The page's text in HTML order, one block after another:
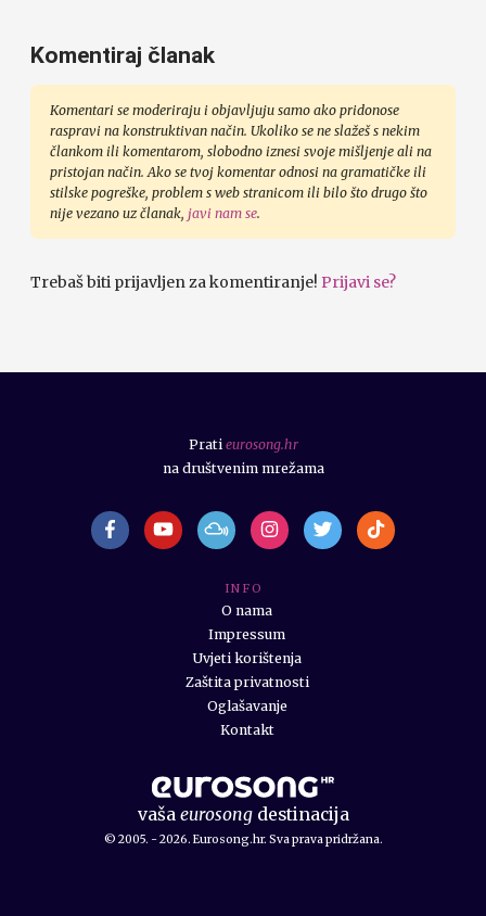
Komentiraj članak
Komentari se moderiraju i objavljuju samo ako pridonose
raspravi na konstruktivan način. Ukoliko se ne slažeš s nekim
člankom ili komentarom, slobodno iznesi svoje mišljenje ali na
pristojan način. Ako se tvoj komentar odnosi na gramatičke ili
stilske pogreške, problem s web stranicom ili bilo što drugo što
nije vezano uz članak, javi nam se.
Trebaš biti prijavljen za komentiranje! Prijavi se?
vaša eurosongdestinacija
© 2005. - 2026. Eurosong.hr. Sva prava pridržana.
I N F O
O nama
Impressum
Uvjeti korištenja
Zaštita privatnosti
Oglašavanje
Kontakt
Prati eurosong.hr
na društvenim mrežama